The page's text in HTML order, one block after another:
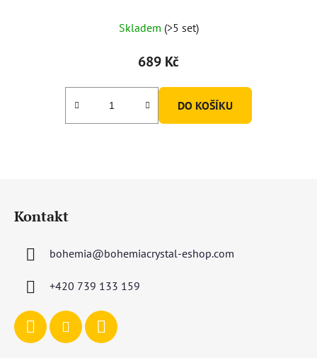
Skladem (>5 set)
689 Kč
DO KOŠÍKU
Kontakt
bohemia@bohemiacrystal-eshop.com
+420 739 133 159